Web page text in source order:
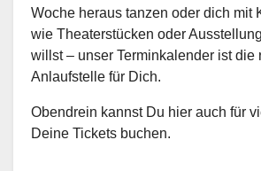
Woche heraus tanzen oder dich mit
wie Theaterstücken oder
willst – unser Terminkalender ist die
Anlaufstelle für Dich.
Obendrein kannst Du hier auch für
Deine Tickets buchen.